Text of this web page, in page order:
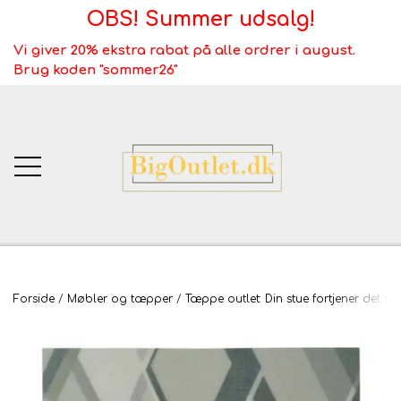
OBS! Summer udsalg!
Vi giver 20% ekstra rabat på alle ordrer i august.
Brug koden "sommer26"
BigOutlet.dk
Webshop ALT
Forside Møbler og tæpper Tæppe outlet: Din stue fortjener det